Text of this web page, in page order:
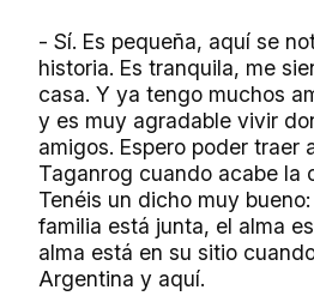
- Sí. Es pequeña, aquí se
historia. Es tranquila, me
casa. Y ya tengo muchos
y es muy agradable vivir
amigos. Espero poder traer
Taganrog cuando acabe la
Tenéis un dicho muy
familia está junta, el alma
alma está en su sitio
Argentina y aquí.